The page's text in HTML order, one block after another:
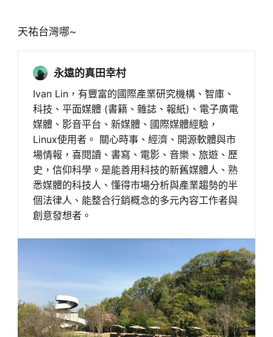
天祐台灣哪~
永遠的真田幸村
Ivan Lin，有豐富的國際產業研究機構、智庫、
科技、平面媒體 (書籍、雜誌、報紙)、電子廣電
媒體、影音平台、新媒體、國際媒體經驗，
Linux使用者。 關心時事、經濟、開源軟體與市
場情報，喜閱讀、書寫、電影、音樂、旅遊、歷
史，信仰科學。是能善用科技的新舊媒體人、熟
悉媒體的科技人、懂得市場分析與產業趨勢的半
個法律人、能整合行銷概念的多元內容工作者與
創意發想者。